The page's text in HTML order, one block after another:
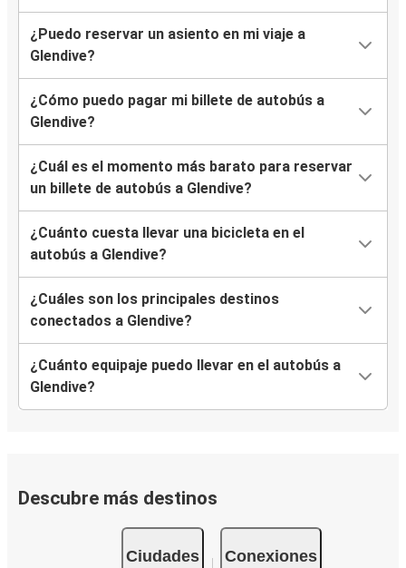
¿Puedo reservar un asiento en mi viaje a
Glendive?
¿Cómo puedo pagar mi billete de autobús a
Glendive?
¿Cuál es el momento más barato para reservar
un billete de autobús a Glendive?
¿Cuánto cuesta llevar una bicicleta en el
autobús a Glendive?
¿Cuáles son los principales destinos
conectados a Glendive?
¿Cuánto equipaje puedo llevar en el autobús a
Glendive?
Descubre más destinos
Ciudades Conexiones